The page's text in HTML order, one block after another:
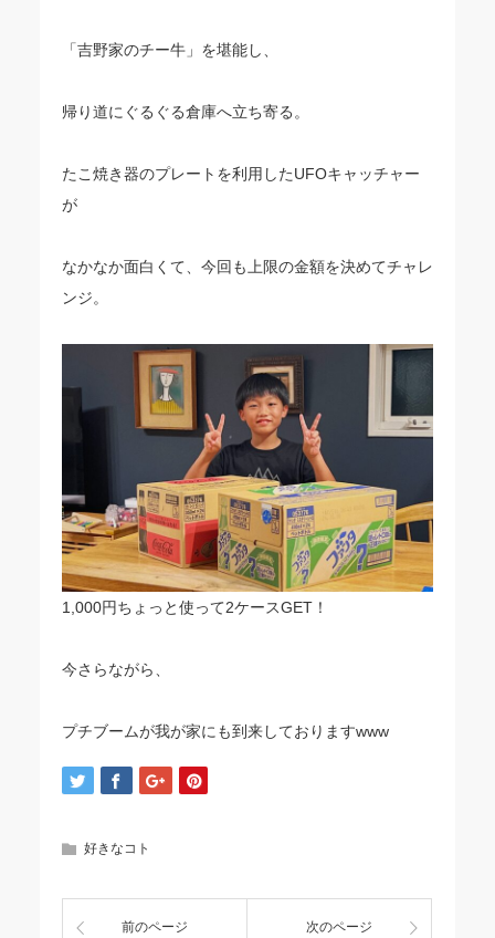
「吉野家のチー牛」を堪能し、
帰り道にぐるぐる倉庫へ立ち寄る。
たこ焼き器のプレートを利用したUFOキャッチャー
が
なかなか面白くて、今回も上限の金額を決めてチャレ
ンジ。
1,000円ちょっと使って2ケースGET！
今さらながら、
プチブームが我が家にも到来しておりますwww
好きなコト
前のページ 次のページ